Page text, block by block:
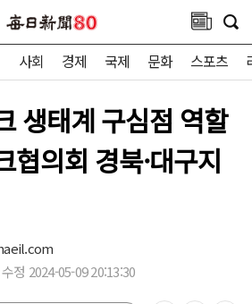
사회 경제 국제 문화 스포츠
생태계 구심점 역할
협의회 경북·대구지
정 2024-05-09 20:13:30